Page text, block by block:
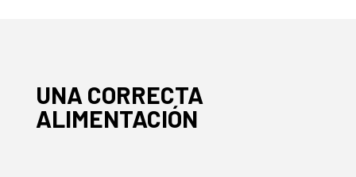
UNA CORRECTA
ALIMENTACIÓN